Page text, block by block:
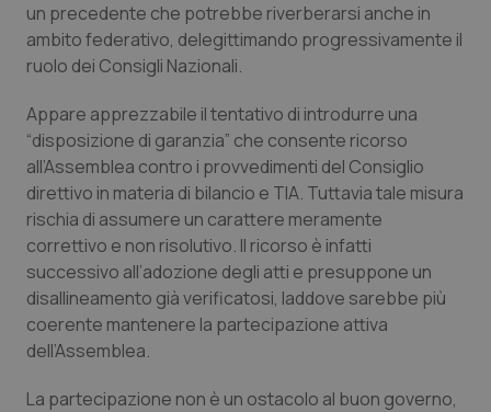
Provincia Autonoma di Bolzano
Provincia Autonoma di Trento
Puglia
Sardegna
Sicilia
Toscana
Infezioni & Febbre
Ipertensione & Scompenso
Malattie rare
Malattia di Crohn & Rettocolite Ulcerosa
Neuroscienze & patologie neurodegenerative
Obesità
un precedente che potrebbe riverberarsi anche in
ambito federativo, delegittimando progressivamente il
ruolo dei Consigli Nazionali.
Appare apprezzabile il tentativo di introdurre una
“disposizione di garanzia” che consente ricorso
all’Assemblea contro i provvedimenti del Consiglio
direttivo in materia di bilancio e TIA. Tuttavia tale misura
rischia di assumere un carattere meramente
correttivo e non risolutivo. Il ricorso è infatti
successivo all’adozione degli atti e presuppone un
disallineamento già verificatosi, laddove sarebbe più
coerente mantenere la partecipazione attiva
dell’Assemblea.
La partecipazione non è un ostacolo al buon governo,